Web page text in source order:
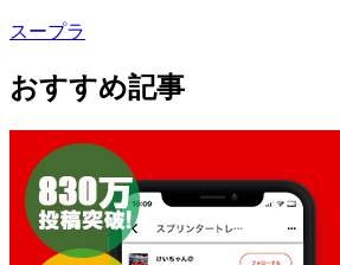
スープラ
おすすめ記事